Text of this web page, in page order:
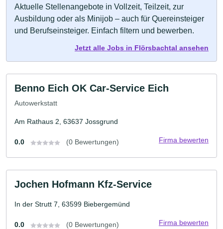
Aktuelle Stellenangebote in Vollzeit, Teilzeit, zur
Ausbildung oder als Minijob – auch für Quereinsteiger
und Berufseinsteiger. Einfach filtern und bewerben.
Jetzt alle Jobs in Flörsbachtal ansehen
Benno Eich OK Car-Service Eich
Autowerkstatt
Am Rathaus 2, 63637 Jossgrund
0.0 (0 Bewertungen) Firma bewerten
Jochen Hofmann Kfz-Service
In der Strutt 7, 63599 Biebergemünd
0.0 (0 Bewertungen) Firma bewerten